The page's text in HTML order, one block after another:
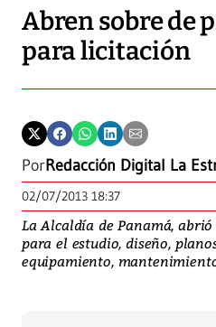
Abren sobre de
para licitación
PorRedacción Digital La
02/07/2013 18:37
La Alcaldía de Panamá,
para el estudio, diseño,
equipamiento,